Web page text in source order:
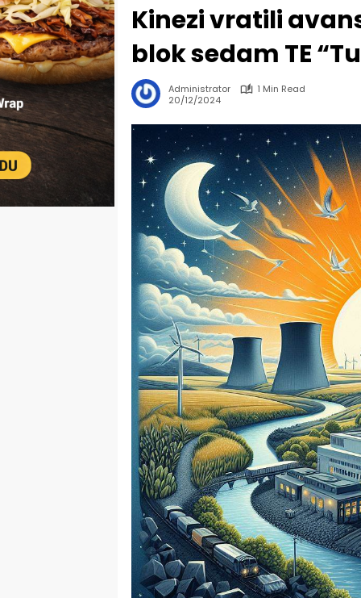
Kinezi vratili
blok sedam TE
Administrator
1 Min Read
20/12/2024